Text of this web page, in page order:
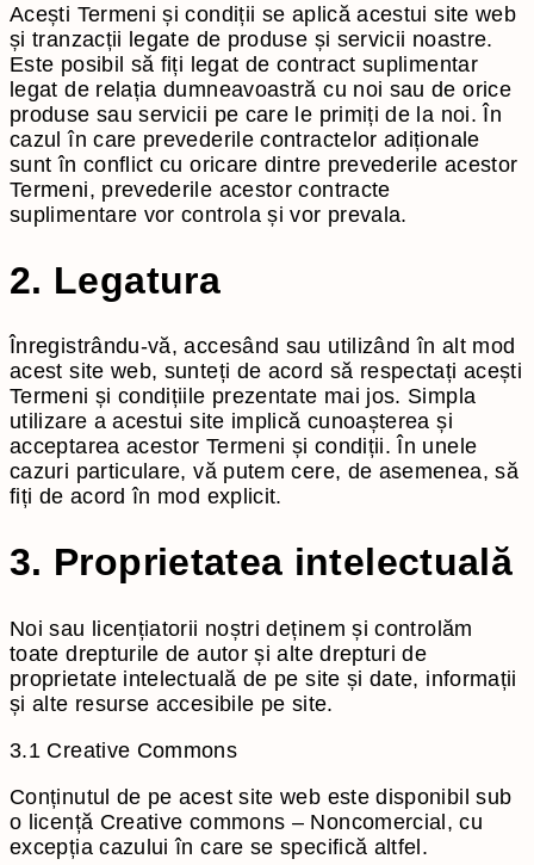
Acești Termeni și condiții se aplică acestui site web
și tranzacții legate de produse și servicii noastre.
Este posibil să fiți legat de contract suplimentar
legat de relația dumneavoastră cu noi sau de orice
produse sau servicii pe care le primiți de la noi. În
cazul în care prevederile contractelor adiționale
sunt în conflict cu oricare dintre prevederile acestor
Termeni, prevederile acestor contracte
suplimentare vor controla și vor prevala.
2. Legatura
Înregistrându-vă, accesând sau utilizând în alt mod
acest site web, sunteți de acord să respectați acești
Termeni și condițiile prezentate mai jos. Simpla
utilizare a acestui site implică cunoașterea și
acceptarea acestor Termeni și condiții. În unele
cazuri particulare, vă putem cere, de asemenea, să
fiți de acord în mod explicit.
3. Proprietatea intelectuală
Noi sau licențiatorii noștri deținem și controlăm
toate drepturile de autor și alte drepturi de
proprietate intelectuală de pe site și date, informații
și alte resurse accesibile pe site.
3.1 Creative Commons
Conținutul de pe acest site web este disponibil sub
o licență Creative commons – Noncomercial, cu
excepția cazului în care se specifică altfel.